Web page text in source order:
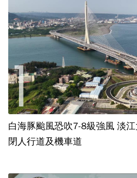
白海豚颱風恐吹7-8級強風 淡
閉人行道及機車道